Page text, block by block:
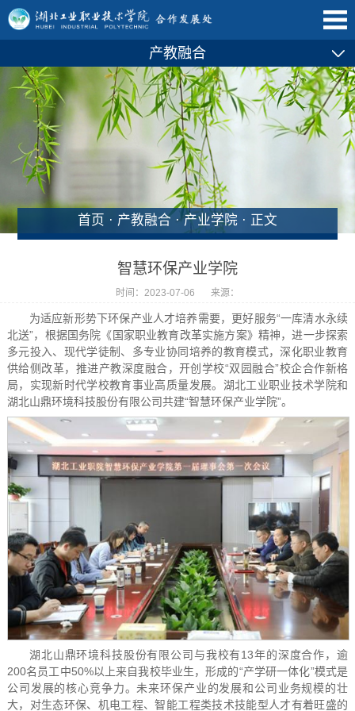
产教融合
首页 · 产教融合·产业学院· 正文
智慧环保产业学院
时间：2023-07-06 来源：
为适应新形势下环保产业人才培养需要，更好服务“一库清水永续
北送”，根据国务院《国家职业教育改革实施方案》精神，进一步探索
多元投入、现代学徒制、多专业协同培养的教育模式，深化职业教育
供给侧改革，推进产教深度融合，开创学校“双园融合”校企合作新格
局，实现新时代学校教育事业高质量发展。湖北工业职业技术学院和
湖北山鼎环境科技股份有限公司共建“智慧环保产业学院”。
湖北山鼎环境科技股份有限公司与我校有13年的深度合作，逾
200名员工中50%以上来自我校毕业生，形成的“产学研一体化”模式是
公司发展的核心竞争力。未来环保产业的发展和公司业务规模的壮
大，对生态环保、机电工程、智能工程类技术技能型人才有着旺盛的